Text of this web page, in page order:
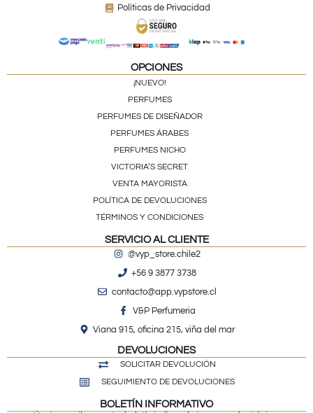
Políticas de Privacidad
OPCIONES
¡NUEVO!
PERFUMES
PERFUMES DE DISEÑADOR
PERFUMES ÁRABES
PERFUMES NICHO
VICTORIA’S SECRET
VENTA MAYORISTA
POLÍTICA DE DEVOLUCIONES
TÉRMINOS Y CONDICIONES
SERVICIO AL CLIENTE
@vyp_store.chile2
+56 9 3877 3738
contacto@app.vypstore.cl
V&P Perfumeria
Viana 915, oficina 215, viña del mar
DEVOLUCIONES
SOLICITAR DEVOLUCIÓN
SEGUIMIENTO DE DEVOLUCIONES
BOLETÍN INFORMATIVO